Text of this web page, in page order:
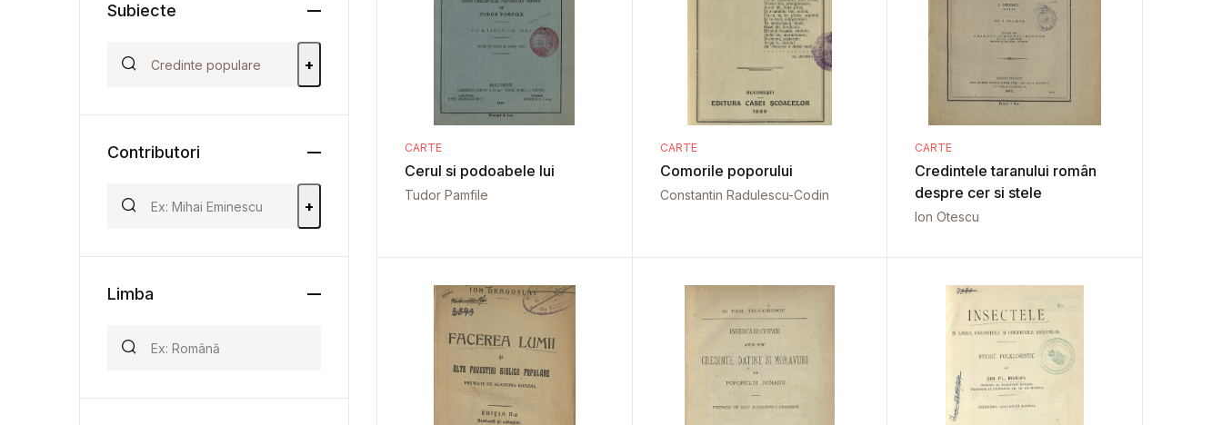
CARTE
Cerul si podoabele lui
Tudor Pamfile
CARTE
Comorile poporului
Constantin Radulescu-Codin
CARTE
Credintele taranului român
despre cer si stele
Ion Otescu
Subiecte
+
Contributori
+
Limba